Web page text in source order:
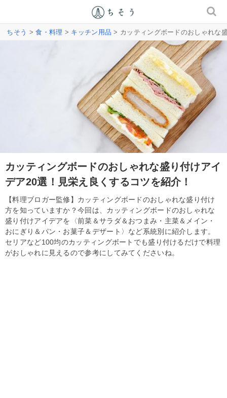
ちそう >食・料理 > キッチン用品 > カッティングボードのおしゃれな
カッティングボードのおしゃれな盛り付けアイ
デア20選！見栄え良くするコツを紹介！
【料理ブロガー監修】カッティングボードのおしゃれな盛り付け
方を知っていますか？今回は、カッティングボードのおしゃれな
盛り付けアイデアを〈前菜＆サラダ＆おつまみ・主菜＆メイン・
おにぎり＆パン・お菓子＆デザート〉など系統別に紹介します。
セリアなど100均のカッティングボートでも盛り付けるだけで料理
がおしゃれに見えるので参考にしてみてくださいね。